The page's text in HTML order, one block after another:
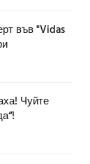
във "Vidas
Чуйте